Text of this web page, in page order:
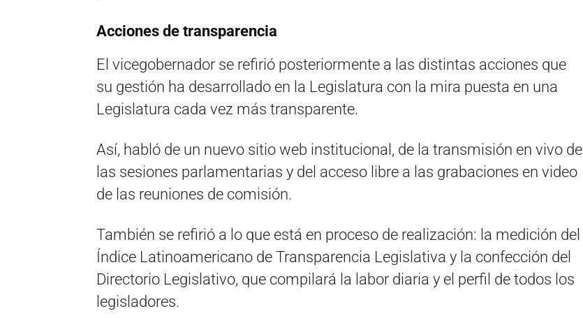
Acciones de transparencia
El vicegobernador se refirió posteriormente a las distintas acciones que
su gestión ha desarrollado en la Legislatura con la mira puesta en una
Legislatura cada vez más transparente.
Así, habló de un nuevo sitio web institucional, de la transmisión en vivo de
las sesiones parlamentarias y del acceso libre a las grabaciones en video
de las reuniones de comisión.
También se refirió a lo que está en proceso de realización: la medición del
Índice Latinoamericano de Transparencia Legislativa y la confección del
Directorio Legislativo, que compilará la labor diaria y el perfil de todos los
legisladores.